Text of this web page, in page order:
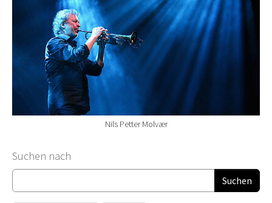
Nils Petter Molvær
Suchformular
Suchen nach